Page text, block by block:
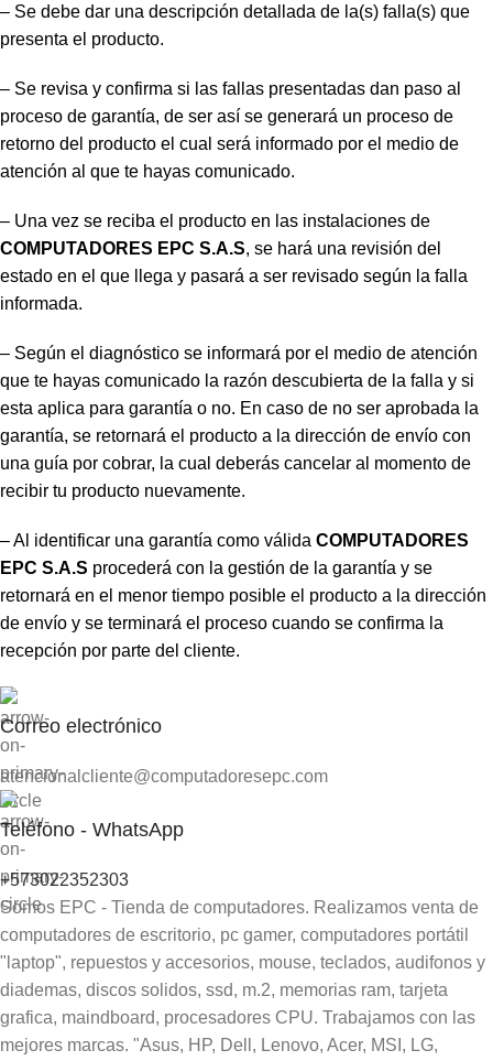
– Se debe dar una descripción detallada de la(s) falla(s) que
presenta el producto.
– Se revisa y confirma si las fallas presentadas dan paso al
proceso de garantía, de ser así se generará un proceso de
retorno del producto el cual será informado por el medio de
atención al que te hayas comunicado.
– Una vez se reciba el producto en las instalaciones de
COMPUTADORES EPC S.A.S, se hará una revisión del
estado en el que llega y pasará a ser revisado según la falla
informada.
– Según el diagnóstico se informará por el medio de atención
que te hayas comunicado la razón descubierta de la falla y si
esta aplica para garantía o no. En caso de no ser aprobada la
garantía, se retornará el producto a la dirección de envío con
una guía por cobrar, la cual deberás cancelar al momento de
recibir tu producto nuevamente.
– Al identificar una garantía como válida COMPUTADORES
EPC S.A.S procederá con la gestión de la garantía y se
retornará en el menor tiempo posible el producto a la dirección
de envío y se terminará el proceso cuando se confirma la
recepción por parte del cliente.
Correo electrónico
atencionalcliente@computadoresepc.com
Teléfono - WhatsApp
+573022352303
Somos EPC - Tienda de computadores. Realizamos venta de
computadores de escritorio, pc gamer, computadores portátil
"laptop", repuestos y accesorios, mouse, teclados, audifonos y
diademas, discos solidos, ssd, m.2, memorias ram, tarjeta
grafica, maindboard, procesadores CPU. Trabajamos con las
mejores marcas. "Asus, HP, Dell, Lenovo, Acer, MSI, LG,